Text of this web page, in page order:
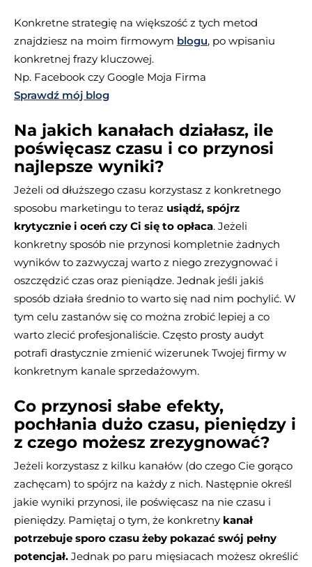
Konkretne strategię na większość z tych metod
znajdziesz na moim firmowym blogu, po wpisaniu
konkretnej frazy kluczowej.
Np. Facebook czy Google Moja Firma
Sprawdź mój blog
Na jakich kanałach działasz, ile
poświęcasz czasu i co przynosi
najlepsze wyniki?
Jeżeli od dłuższego czasu korzystasz z konkretnego
sposobu marketingu to teraz usiądź, spójrz
krytycznie i oceń czy Ci się to opłaca. Jeżeli
konkretny sposób nie przynosi kompletnie żadnych
wyników to zazwyczaj warto z niego zrezygnować i
oszczędzić czas oraz pieniądze. Jednak jeśli jakiś
sposób działa średnio to warto się nad nim pochylić. W
tym celu zastanów się co można zrobić lepiej a co
warto zlecić profesjonaliście. Często prosty audyt
potrafi drastycznie zmienić wizerunek Twojej firmy w
konkretnym kanale sprzedażowym.
Co przynosi słabe efekty,
pochłania dużo czasu, pieniędzy i
z czego możesz zrezygnować?
Jeżeli korzystasz z kilku kanałów (do czego Cie gorąco
zachęcam) to spójrz na każdy z nich. Następnie określ
jakie wyniki przynosi, ile poświęcasz na nie czasu i
pieniędzy. Pamiętaj o tym, że konkretny kanał
potrzebuje sporo czasu żeby pokazać swój pełny
potencjał. Jednak po paru mięsiacach możesz określić